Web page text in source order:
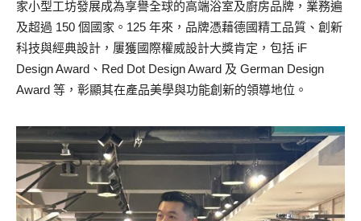
家小型工坊發展成為享譽全球的高端浴室及廚房品牌，業務遍
及超過 150 個國家。125 年來，品牌憑藉德國精工品質、創新
科技與經典設計，屢獲國際權威設計大獎肯定，包括 iF
Design Award、Red Dot Design Award 及 German Design
Award 等，彰顯其在產品美學與功能創新的領導地位。